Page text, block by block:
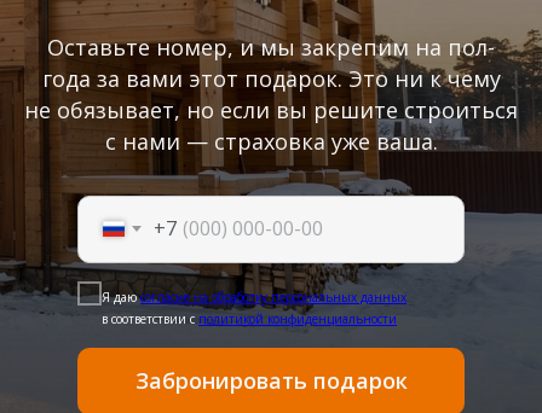
Оставьте номер, и мы закрепим на пол-
года за вами этот подарок. Это ни к чему
не обязывает, но если вы решите строиться
с нами — страховка уже ваша.
+7
Я даюсогласие на обработку персональных данных
в соответствии с политикой конфиденциальности
Забронировать подарок